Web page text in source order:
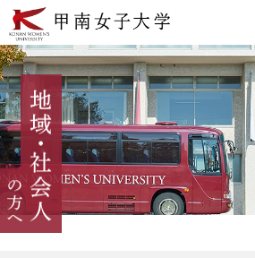
本
文
へ
の
リ
ン
ク
ナ
ビ
ゲ
ー
シ
ョ